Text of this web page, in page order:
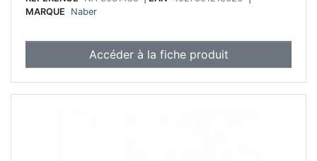
MARQUE
Naber
Accéder à la fiche produit